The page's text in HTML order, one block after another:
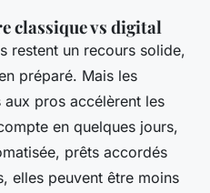
classique vs digital
restent un recours solide,
préparé. Mais les
pros accélèrent les
en quelques jours,
prêts accordés
elles peuvent être moins